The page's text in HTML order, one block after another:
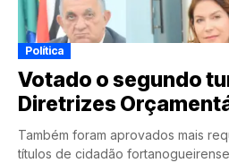
Política
Votado o segundo
Diretrizes
Também foram aprovados mais
títulos de cidadão